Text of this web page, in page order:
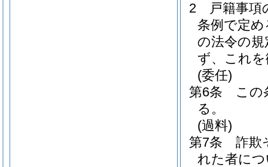
2
戸籍事
条例で定
の法令の
ず、これ
(委任)
第6条
この
る。
(過料)
第7条
詐欺
れた者に